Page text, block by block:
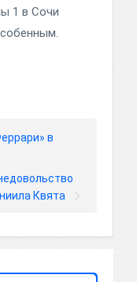
1 в Сочи
в
Квята